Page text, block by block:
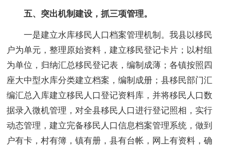
五、突出机制建设，抓三项管理。
一是建立水库移民人口档案管理机制。我县以移民
户为单元，整理原始资料，建立移民登记卡片；以村组
为单位，归纳汇总移民登记表，编制成薄；各镇按照四
座大中型水库分类建立档案，编制成册；县移民部门汇
编汇总入库建立移民人口登记资料库，并将移民人口数
据录入微机管理，对全县移民人口进行登记照相，实行
动态管理，建立完备移民人口信息档案管理系统，做到
户有卡，村有簿，镇有册，县有台帐，网上有资料，确